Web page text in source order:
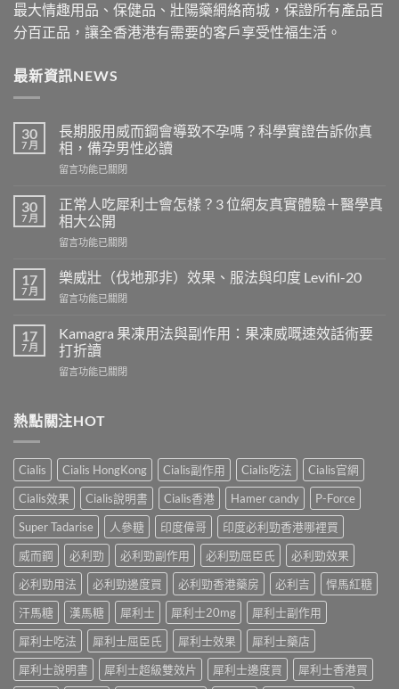
最大情趣用品、保健品、壯陽藥網絡商城，保證所有產品百
分百正品，讓全香港港有需要的客戶享受性福生活。
最新資訊NEWS
30
7 月
長期服用威而鋼會導致不孕嗎？科學實證告訴你真
相，備孕男性必讀
在
期
服
用
威
鋼
導
不
孕
嗎？
科
實
證
訴
你
真
相，
備
孕
男
必
讀〉
留言功能已關閉
30
7 月
正常人吃犀利士會怎樣？3 位網友真實體驗＋醫學真
相大公開
在
常
人
吃
利
士
怎
位
真
實
體
驗
＋
醫
真
相
大
公
開〉
中
留言功能已關閉
17
7 月
樂威壯（伐地那非）效果、服法與印度 Levifil-20
在
威
壯
（伐
地
效
法
與
印
度
Levifil-
20〉
留言功能已關閉
17
7 月
Kamagra 果凍用法與副作用：果凍威嘅速效話術要
打折讀
在
凍
用
與
副
作
用：
果
凍
嘅
速
效
術
要
打
折
留言功能已關閉
熱點關注HOT
Cialis Cialis HongKong Cialis副作用 Cialis吃法
Cialis官網
Cialis效果
Cialis說明書 Cialis香港 Hamer candy
P-Force
Super Tadarise
人參糖 印度偉哥
印度必利勁香港哪裡買
威而鋼
必利勁 必利勁副作用 必利勁屈臣氏
必利勁效果
必利勁用法
必利勁邊度買 必利勁香港藥房 必利吉
悍馬紅糖
汗馬糖
漢馬糖 犀利士 犀利士20mg
犀利士副作用
犀利士吃法
犀利士屈臣氏 犀利士效果
犀利士藥店
犀利士說明書
犀利士超級雙效片 犀利士邊度買 犀利士香港買